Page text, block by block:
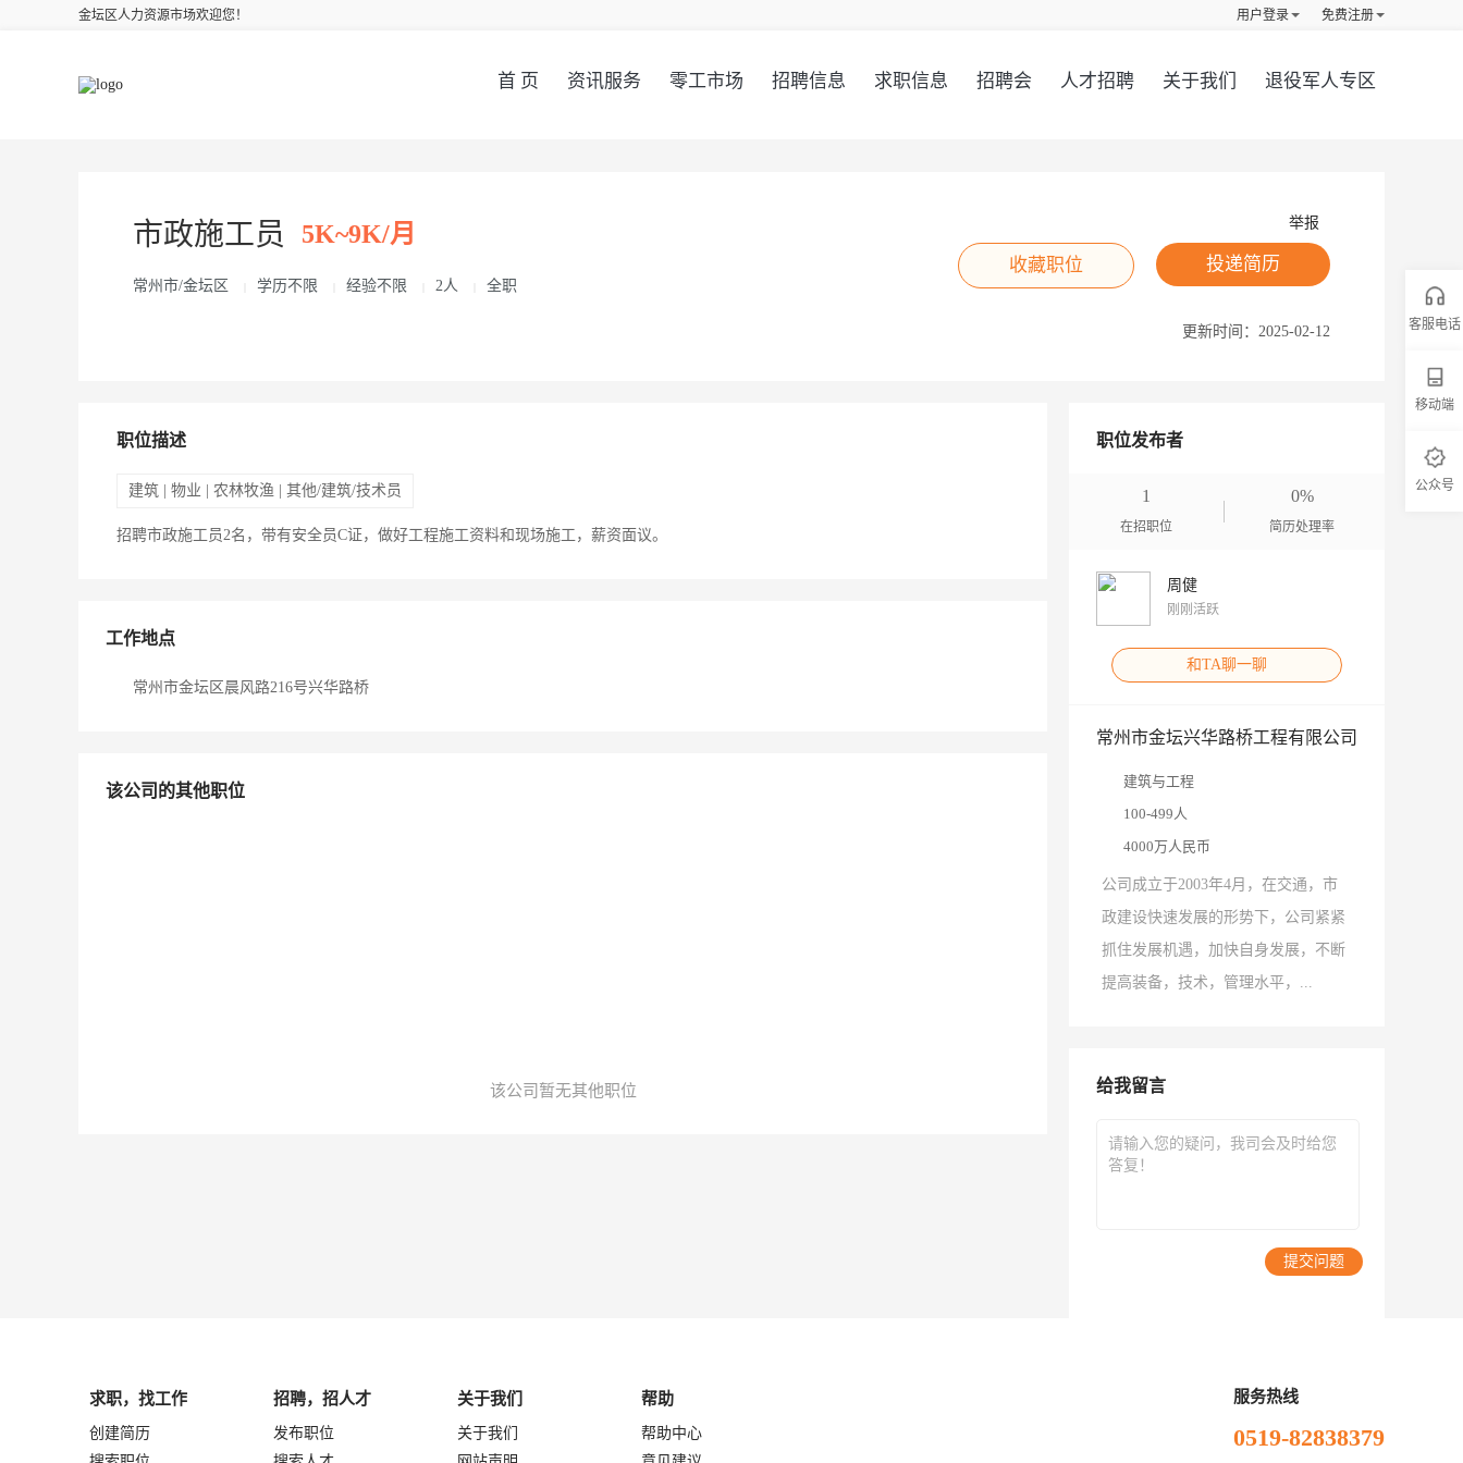
金坛区人力资源市场欢迎您！ 免费注册
用户登录
首 页 资讯服务 零工市场 招聘信息 求职信息 招聘会 人才招聘 关于我们 退役军人专区
市政施工员 5K~9K/月
常州市/金坛区 学历不限 经验不限 2人 全职
举报
投递简历
收藏职位
更新时间： 2025-02-12
职位描述
建筑 | 物业 | 农林牧渔 | 其他/建筑/技术员
招聘市政施工员2名，带有安全员C证，做好工程施工资料和现场施工，薪资面议。
工作地点
常州市金坛区晨风路216号兴华路桥
该公司的其他职位
该公司暂无其他职位
职位发布者
1
在招职位
0%
简历处理率
周健
刚刚活跃
和TA聊一聊
常州市金坛兴华路桥工程有限公司
建筑与工程
100-499人
4000万人民币
公司成立于2003年4月，在交通，市
政建设快速发展的形势下，公司紧紧
抓住发展机遇，加快自身发展，不断
提高装备，技术，管理水平，...
给我留言
提交问题
服务热线
0519-82838379
求职，找工作
创建简历
招聘，招人才
发布职位
关于我们
关于我们
帮助
帮助中心
客服电话
移动端
公众号